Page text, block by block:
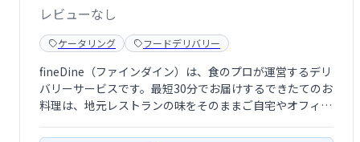
レビューなし
ケータリング フードデリバリー
fineDine（ファインダイン）は、食のプロが運営するデリ
バリーサービスです。最短30分でお届けするできたてのお
料理は、地元レストランの味をそのままご自宅やオフィス